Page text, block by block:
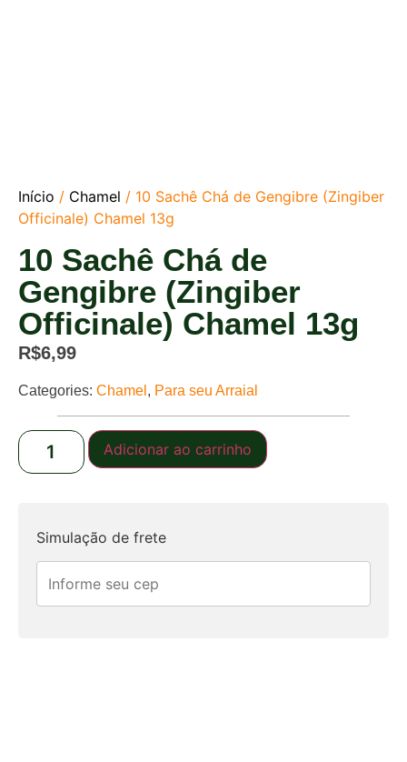
Início / Chamel / 10 Sachê Chá de Gengibre (Zingiber
Officinale) Chamel 13g
10 Sachê Chá de
Gengibre (Zingiber
Officinale) Chamel 13g
R$6,99
Categories: Chamel , Para seu Arraial
Adicionar ao carrinho
Simulação de frete